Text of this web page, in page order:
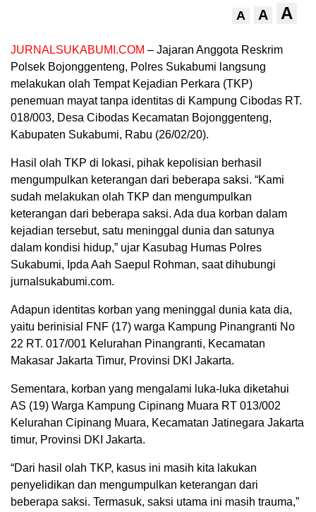
A A A
JURNALSUKABUMI.COM – Jajaran Anggota Reskrim
Polsek Bojonggenteng, Polres Sukabumi langsung
melakukan olah Tempat Kejadian Perkara (TKP)
penemuan mayat tanpa identitas di Kampung Cibodas RT.
018/003, Desa Cibodas Kecamatan Bojonggenteng,
Kabupaten Sukabumi, Rabu (26/02/20).
Hasil olah TKP di lokasi, pihak kepolisian berhasil
mengumpulkan keterangan dari beberapa saksi. “Kami
sudah melakukan olah TKP dan mengumpulkan
keterangan dari beberapa saksi. Ada dua korban dalam
kejadian tersebut, satu meninggal dunia dan satunya
dalam kondisi hidup,” ujar Kasubag Humas Polres
Sukabumi, Ipda Aah Saepul Rohman, saat dihubungi
jurnalsukabumi.com.
Adapun identitas korban yang meninggal dunia kata dia,
yaitu berinisial FNF (17) warga Kampung Pinangranti No
22 RT. 017/001 Kelurahan Pinangranti, Kecamatan
Makasar Jakarta Timur, Provinsi DKI Jakarta.
Sementara, korban yang mengalami luka-luka diketahui
AS (19) Warga Kampung Cipinang Muara RT 013/002
Kelurahan Cipinang Muara, Kecamatan Jatinegara Jakarta
timur, Provinsi DKI Jakarta.
“Dari hasil olah TKP, kasus ini masih kita lakukan
penyelidikan dan mengumpulkan keterangan dari
beberapa saksi. Termasuk, saksi utama ini masih trauma,”